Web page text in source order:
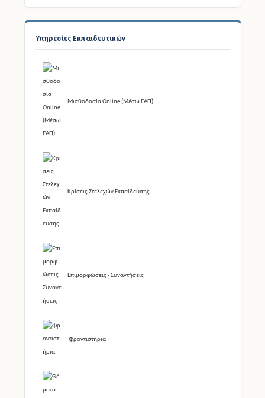
Υπηρεσίες Εκπαιδευτικών
Μισθοδοσία Online (Μέσω ΕΑΠ)
Κρίσεις Στελεχών Εκπαίδευσης
Επιμορφώσεις - Συναντήσεις
Φροντιστήρια